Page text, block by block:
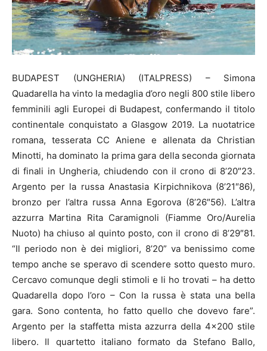
BUDAPEST (UNGHERIA) (ITALPRESS) – Simona
Quadarella ha vinto la medaglia d’oro negli 800 stile libero
femminili agli Europei di Budapest, confermando il titolo
continentale conquistato a Glasgow 2019. La nuotatrice
romana, tesserata CC Aniene e allenata da Christian
Minotti, ha dominato la prima gara della seconda giornata
di finali in Ungheria, chiudendo con il crono di 8’20″23.
Argento per la russa Anastasia Kirpichnikova (8’21″86),
bronzo per l’altra russa Anna Egorova (8’26″56). L’altra
azzurra Martina Rita Caramignoli (Fiamme Oro/Aurelia
Nuoto) ha chiuso al quinto posto, con il crono di 8’29″81.
“Il periodo non è dei migliori, 8’20” va benissimo come
tempo anche se speravo di scendere sotto questo muro.
Cercavo comunque degli stimoli e li ho trovati – ha detto
Quadarella dopo l’oro – Con la russa è stata una bella
gara. Sono contenta, ho fatto quello che dovevo fare”.
Argento per la staffetta mista azzurra della 4×200 stile
libero. Il quartetto italiano formato da Stefano Ballo,